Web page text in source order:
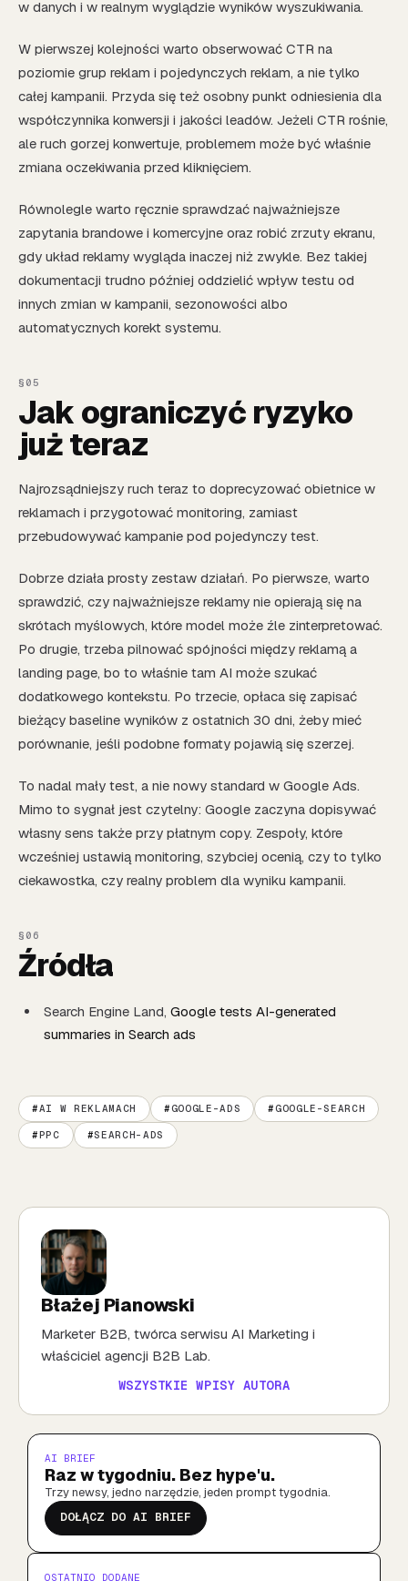
w danych i w realnym wyglądzie wyników wyszukiwania.
W pierwszej kolejności warto obserwować CTR na
poziomie grup reklam i pojedynczych reklam, a nie tylko
całej kampanii. Przyda się też osobny punkt odniesienia dla
współczynnika konwersji i jakości leadów. Jeżeli CTR rośnie,
ale ruch gorzej konwertuje, problemem może być właśnie
zmiana oczekiwania przed kliknięciem.
Równolegle warto ręcznie sprawdzać najważniejsze
zapytania brandowe i komercyjne oraz robić zrzuty ekranu,
gdy układ reklamy wygląda inaczej niż zwykle. Bez takiej
dokumentacji trudno później oddzielić wpływ testu od
innych zmian w kampanii, sezonowości albo
automatycznych korekt systemu.
Jak ograniczyć ryzyko
już teraz
Najrozsądniejszy ruch teraz to doprecyzować obietnice w
reklamach i przygotować monitoring, zamiast
przebudowywać kampanie pod pojedynczy test.
Dobrze działa prosty zestaw działań. Po pierwsze, warto
sprawdzić, czy najważniejsze reklamy nie opierają się na
skrótach myślowych, które model może źle zinterpretować.
Po drugie, trzeba pilnować spójności między reklamą a
landing page, bo to właśnie tam AI może szukać
dodatkowego kontekstu. Po trzecie, opłaca się zapisać
bieżący baseline wyników z ostatnich 30 dni, żeby mieć
porównanie, jeśli podobne formaty pojawią się szerzej.
To nadal mały test, a nie nowy standard w Google Ads.
Mimo to sygnał jest czytelny: Google zaczyna dopisywać
własny sens także przy płatnym copy. Zespoły, które
wcześniej ustawią monitoring, szybciej ocenią, czy to tylko
ciekawostka, czy realny problem dla wyniku kampanii.
Źródła
Search Engine Land, Google tests AI-generated
summaries in Search ads
AI W REKLAMACH GOOGLE-ADS GOOGLE-SEARCH
PPC SEARCH-ADS
Błażej Pianowski
Marketer B2B, twórca serwisu AI Marketing i
właściciel agencji B2B Lab.
WSZYSTKIE WPISY AUTORA
AI BRIEF
Raz w tygodniu. Bez hype'u.
Trzy newsy, jedno narzędzie, jeden prompt tygodnia.
DOŁĄCZ DO AI BRIEF
OSTATNIO DODANE